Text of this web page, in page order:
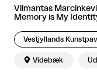
Vilmantas
Memory is My
Vestjyllands
 Videbæk